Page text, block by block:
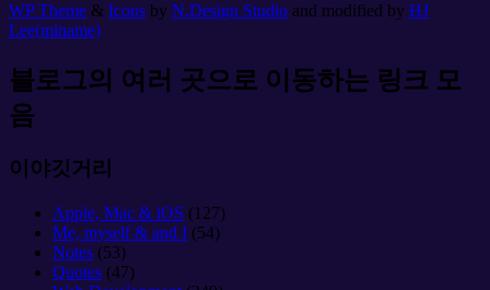
WP Theme & Icons by N.Design Studio and modified by HJ
Lee(miname)
블로그의 여러 곳으로 이동하는 링크 모
음
이야깃거리
Apple, Mac & iOS (127)
Me, myself & and I (54)
Notes (53)
Quotes (47)